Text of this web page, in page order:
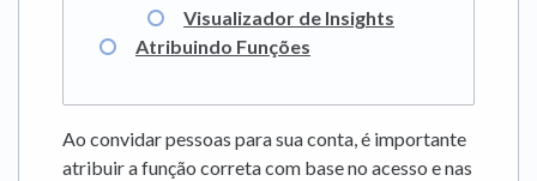
Visualizador de Insights
Atribuindo Funções
Ao convidar pessoas para sua conta, é importante
atribuir a função correta com base no acesso e nas